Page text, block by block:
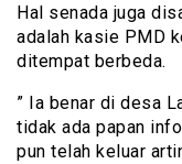
Hal senada juga
adalah kasie PMD
ditempat berbeda.
” Ia benar di desa
tidak ada papan
pun telah keluar